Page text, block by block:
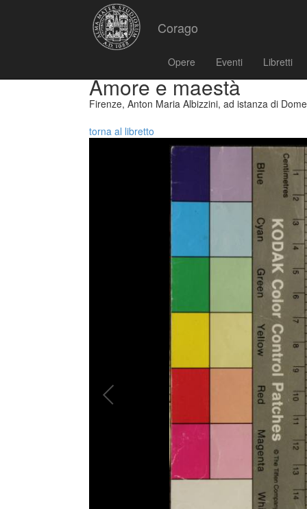
Corago
Opere Eventi Libretti
Amore e maestà
Firenze, Anton Maria Albizzini, ad istanza di
torna al libretto